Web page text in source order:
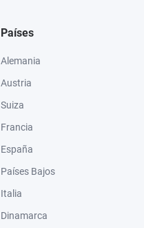
Países
Alemania
Austria
Suiza
Francia
España
Países Bajos
Italia
Dinamarca